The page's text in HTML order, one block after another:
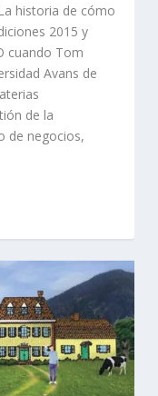
historia de cómo
2015 y
cuando Tom
Avans de
de la
de negocios,